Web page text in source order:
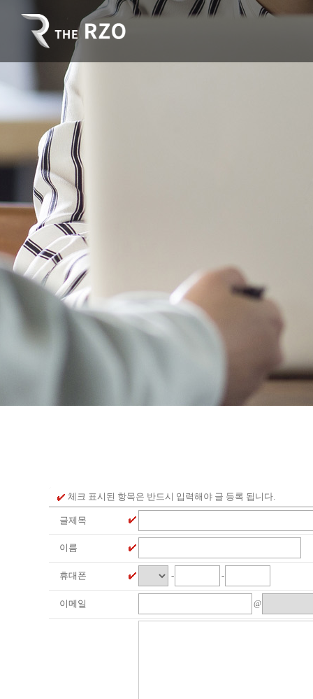
체크 표시된 항목은 반드시 입력해야 글 등록 됩니다.
글제목
이름
휴대폰 - -
이메일 @